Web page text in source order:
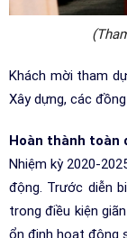
Khách mời tham
Xây dựng, các
Hoàn thành toàn
Nhiệm kỳ 2020-
động. Trước diễn
trong điều kiện
ổn định hoạt động